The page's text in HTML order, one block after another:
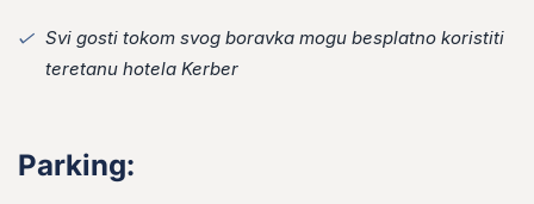
Svi gosti tokom svog boravka mogu besplatno koristiti
teretanu hotela Kerber
Parking: